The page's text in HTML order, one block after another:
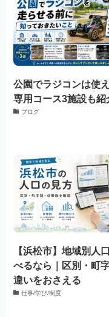
公園でラジコンは使
専用コース3施設も紹
ブログ
【浜松市】地域別人
べるなら｜区別・町
違いをおさえる
仕事/学び/制度